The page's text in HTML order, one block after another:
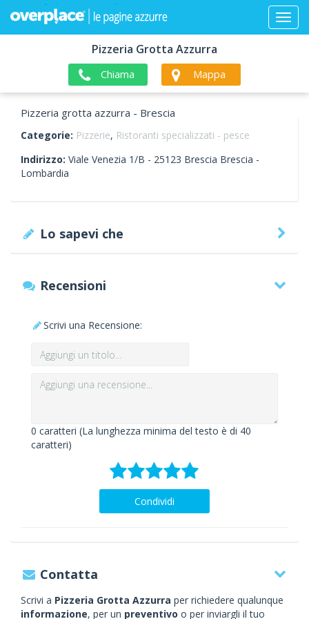
Pizzeria Grotta Azzurra
Chiama Mappa
Pizzeria grotta azzurra - Brescia
Categorie: Pizzerie, Ristoranti specializzati - pesce
Indirizzo: Viale Venezia 1/B - 25123 Brescia Brescia -
Lombardia
Lo sapevi che
Recensioni
Scrivi una Recensione:
0 caratteri (La lunghezza minima del testo è di 40
caratteri)
Condividi
Contatta
Scrivi a Pizzeria Grotta Azzurra per richiedere qualunque
informazione, per un preventivo o per inviargli il tuo